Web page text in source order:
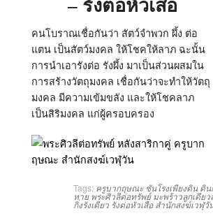
– รังต่อหัวเสือ
คนโบราณเชื่อกันว่า สัตว์จำพวก ผึ้ง ต่อ
แตน เป็นสัตว์มงคล ให้โชคให้ลาภ ฉะนั้น
การนำเอารังต่อ รังผึ้ง มาเป็นส่วนผสมใน
การสร้างวัตถุมงคล เชื่อกันว่าจะทำให้วัตถุ
มงคล มีความเข้มขลัง และให้โชคลาภ
เป็นสิริมงคล แก่ผู้ครอบครอง
Tags: ครูบากฤษณะ ชันโรงเพียงดิน ดิน
หาย พระศิวลีต่อทรัพย์ มะพร้าวลูกเดีย
กิ่งรังเดียว รังต่อหัวเสือ สำนักสงฆ์เวฬุวั